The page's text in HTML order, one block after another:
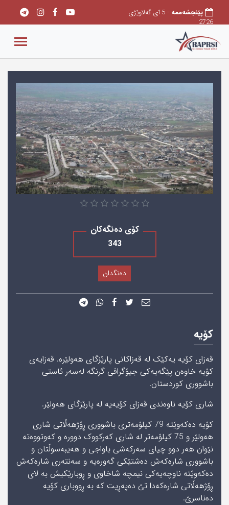
پێنجشەممه
- 15ی گەلاوێژی
2726
کۆی دەنگەکان
343
دەنگدان
کۆیە
قەزای کۆیە یەکێک لە قەزاکانی پارێزگای ھەولێرە. قەزایەی
کۆیە خاوەن پێگەیەکی جیۆگرافی گرنگە لەسەر ئاستی
باشووری‌ کوردستان.
شاری‌ کۆیە ناوەندی قەزای کۆیەیه‌ لە پارێزگای ھەولێر.
کۆیە دەکەوێتە 79 کیلۆمەتری باشووری ڕۆژھەڵاتی شاری
ھەولێر و 75 کیلۆمەتر لە شاری کەرکووک دوورە و کەوتووەتە
نێوان ھەر دوو چیای سەرکەشی باواجی‌ و ھەیبەسوڵتان و
باشووری شارەکەش دەشتێکی گەورەیە و سەنتەری شارەکەش
دەکەوێتە ناوچەیەکی نیمچە شاخاوی و ڕوبارێکیش بە لای
ڕۆژھەڵاتی شارەکەدا تێ دەپەڕیت کە بە ڕووباری کۆیە
دەناسرێ.